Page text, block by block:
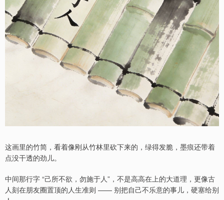
这画里的竹简，看着像刚从竹林里砍下来的，绿得发脆，墨痕还带着
点没干透的劲儿。
中间那行字 “己所不欲，勿施于人”，不是高高在上的大道理，更像古
人刻在朋友圈置顶的人生准则 —— 别把自己不乐意的事儿，硬塞给别